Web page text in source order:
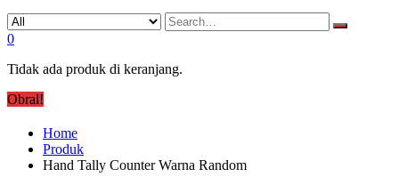
0
Tidak ada produk di keranjang.
Obral!
Home
Produk
Hand Tally Counter Warna Random